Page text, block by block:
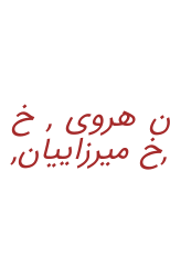
هروی , خ
,خ میرزاییان,